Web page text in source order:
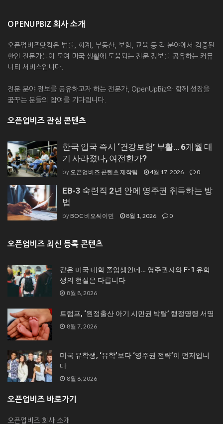
OPENUPBIZ 회사 소개
오픈업비즈닷컴은 법률, 회계, 부동산, 보험, 교육 등 각 분야에서 검증된
한인 전문가들이 모여 미국 생활에 도움되는 전문 정보를 공유하는 커뮤
니티 서비스입니다.
전문 분야 정보를 공유하고자 하는 전문가, OpenUpBiz와 함께 성장을
꿈꾸는 분들의 참여를 기다립니다.
오픈업비즈 관심 콘텐츠
한국 입국 즉시 ‘건강보험’ 부활… 6개월 대
기 사라졌나, 여전한가?
by 오픈업비즈 콘텐츠 제작팀 4월 17, 2026 0
EB-3 숙련직 2년 안에 영주권 취득하는 방
법
byBOC 비오씨이민 8월 1, 2026 0
오픈업비즈 최신 등록 콘텐츠
같은 미국 대학 졸업생인데… 영주권자와 F-1 유학
생의 현실은 다릅니다
8월 8, 2026
트럼프, ‘원정출산 아기 시민권 박탈’ 행정명령 서명
8월 7, 2026
미국 유학생, ‘유학’보다 ‘영주권 전략’이 먼저입니
다
8월 6, 2026
오픈업비즈 바로가기
오픈업비즈 회사 소개